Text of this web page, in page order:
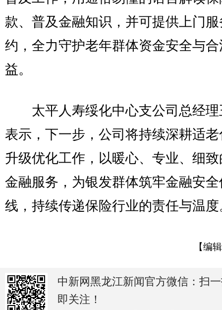
款、普及金融知识，并可提供上门
约，全力守护老年群体资金安全与
益。
太平人寿绥化中心支公司总经理
表示，下一步，公司将持续深耕适
升级优化工作，以暖心、专业、细
金融服务，为银发群体筑牢金融安
线，持续传递保险行业的责任与温度
【编
中新网黑龙江新闻官方微信：扫
即关注！